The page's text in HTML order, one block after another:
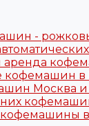
-
аренда
кофемашин в
Москва